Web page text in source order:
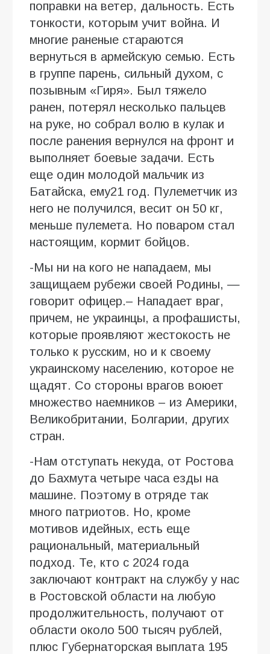
поправки на ветер, дальность. Есть
тонкости, которым учит война. И
многие раненые стараются
вернуться в армейскую семью. Есть
в группе парень, сильный духом, с
позывным «Гиря». Был тяжело
ранен, потерял несколько пальцев
на руке, но собрал волю в кулак и
после ранения вернулся на фронт и
выполняет боевые задачи. Есть
еще один молодой мальчик из
Батайска, ему21 год. Пулеметчик из
него не получился, весит он 50 кг,
меньше пулемета. Но поваром стал
настоящим, кормит бойцов.
-Мы ни на кого не нападаем, мы
защищаем рубежи своей Родины, —
говорит офицер.– Нападает враг,
причем, не украинцы, а профашисты,
которые проявляют жестокость не
только к русским, но и к своему
украинскому населению, которое не
щадят. Со стороны врагов воюет
множество наемников – из Америки,
Великобритании, Болгарии, других
стран.
-Нам отступать некуда, от Ростова
до Бахмута четыре часа езды на
машине. Поэтому в отряде так
много патриотов. Но, кроме
мотивов идейных, есть еще
рациональный, материальный
подход. Те, кто с 2024 года
заключают контракт на службу у нас
в Ростовской области на любую
продолжительность, получают от
области около 500 тысяч рублей,
плюс Губернаторская выплата 195